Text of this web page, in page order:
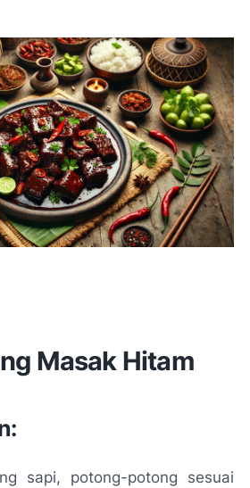
Masak Hitam
sapi, potong-potong sesuai